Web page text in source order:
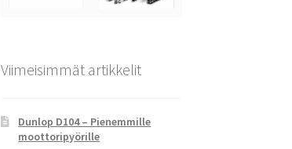
Viimeisimmät artikkelit
Dunlop D104 – Pienemmille
moottoripyörille